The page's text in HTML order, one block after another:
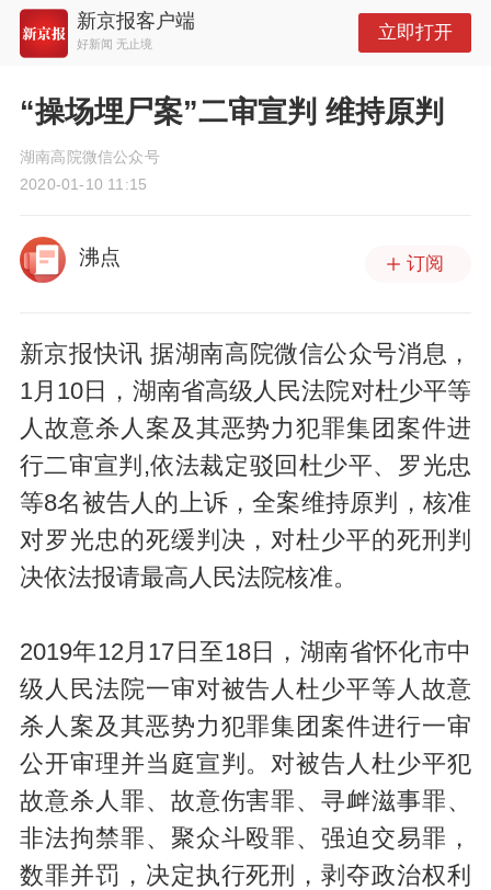
新京报客户端
好新闻 无止境
立即打开
“操场埋尸案”二审宣判 维持原判
湖南高院微信公众号
2020-01-10 11:15
沸点 订阅
新京报快讯 据湖南高院微信公众号消息，
1月10日，湖南省高级人民法院对杜少平等
人故意杀人案及其恶势力犯罪集团案件进
行二审宣判,依法裁定驳回杜少平、罗光忠
等8名被告人的上诉，全案维持原判，核准
对罗光忠的死缓判决，对杜少平的死刑判
决依法报请最高人民法院核准。
2019年12月17日至18日，湖南省怀化市中
级人民法院一审对被告人杜少平等人故意
杀人案及其恶势力犯罪集团案件进行一审
公开审理并当庭宣判。对被告人杜少平犯
故意杀人罪、故意伤害罪、寻衅滋事罪、
非法拘禁罪、聚众斗殴罪、强迫交易罪，
数罪并罚，决定执行死刑，剥夺政治权利